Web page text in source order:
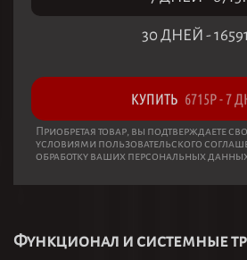
30 ДНЕЙ -16591
КУПИТЬ 6715Р- 7
Приобретая товар, вы подтверждаете
условиями пользовательского
обработку ваших персональных
Функционал и системные